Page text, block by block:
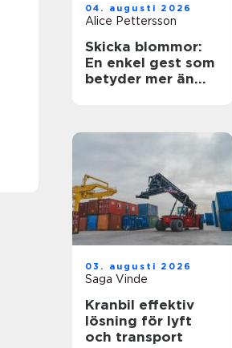
04. augusti 2026
Alice Pettersson
Skicka blommor:
En enkel gest som
betyder mer än
03. augusti 2026
Saga Vinde
Kranbil effektiv
lösning för lyft
och transport